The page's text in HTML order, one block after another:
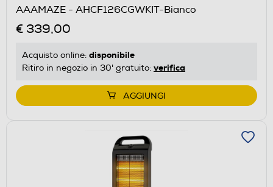
AAAMAZE - AHCF126CGWKIT-Bianco
€ 339,00
Acquisto online: disponibile
Ritiro in negozio in 30' gratuito: verifica
AGGIUNGI